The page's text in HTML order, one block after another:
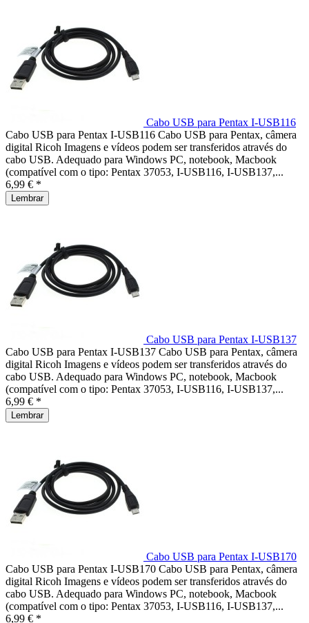
Cabo USB para Pentax I-USB116
Cabo USB para Pentax I-USB116 Cabo USB para Pentax, câmera
digital Ricoh Imagens e vídeos podem ser transferidos através do
cabo USB. Adequado para Windows PC, notebook, Macbook
(compatível com o tipo: Pentax 37053, I-USB116, I-USB137,...
6,99 € *
Lembrar
Cabo USB para Pentax I-USB137
Cabo USB para Pentax I-USB137 Cabo USB para Pentax, câmera
digital Ricoh Imagens e vídeos podem ser transferidos através do
cabo USB. Adequado para Windows PC, notebook, Macbook
(compatível com o tipo: Pentax 37053, I-USB116, I-USB137,...
6,99 € *
Lembrar
Cabo USB para Pentax I-USB170
Cabo USB para Pentax I-USB170 Cabo USB para Pentax, câmera
digital Ricoh Imagens e vídeos podem ser transferidos através do
cabo USB. Adequado para Windows PC, notebook, Macbook
(compatível com o tipo: Pentax 37053, I-USB116, I-USB137,...
6,99 € *